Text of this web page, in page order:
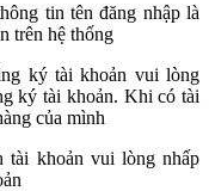
tin tên đăng nhập là
trên hệ thống
ký tài khoản vui lòng
ký tài khoản. Khi có tài
của mình
tài khoản vui lòng nhấp